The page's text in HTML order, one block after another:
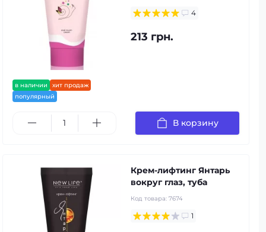
в наличии
хит продаж
популярный
4
213 грн.
В корзину
Крем-лифтинг Янтарь
вокруг глаз, туба
Код товара: 7674
1